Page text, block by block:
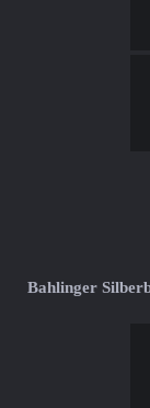
Bahlinger